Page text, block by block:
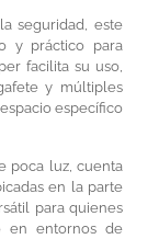
seguridad, este
y práctico para
facilita su uso,
y múltiples
específico
poca luz, cuenta
en la parte
para quienes
en entornos de